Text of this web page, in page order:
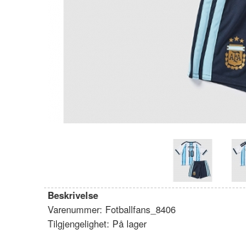
Beskrivelse
Varenummer: Fotballfans_8406
Tilgjengelighet: På lager